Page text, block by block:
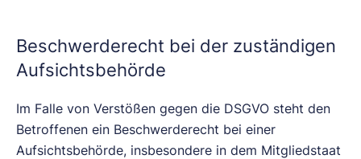
Beschwerde­recht bei der zuständigen
Aufsichts­behörde
Im Falle von Verstößen gegen die DSGVO steht den
Betroffenen ein Beschwerderecht bei einer
Aufsichtsbehörde, insbesondere in dem Mitgliedstaat